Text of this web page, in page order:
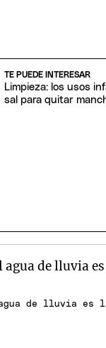
TE PUEDE INTERESAR
Limpieza: los usos
sal para quitar
de lluvia es